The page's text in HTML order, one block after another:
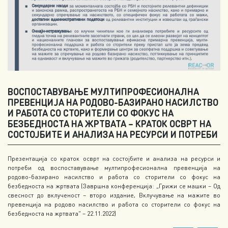
ВОСПОСТАВУВАЊЕ МУЛТИПРОФЕСИОНАЛНА
ПРЕВЕНЦИЈА НА РОДОВО-БАЗИРАНО НАСИЛСТВО
И РАБОТА СО СТОРИТЕЛИ СО ФОКУС НА
БЕЗБЕДНОСТА НА ЖРТВАТА – КРАТОК ОСВРТ НА
СОСТОЈБИТЕ И АНАЛИЗА НА РЕСУРСИ И ПОТРЕБИ
Презентација со краток осврт на состојбите и анализа на ресурси и
потреби од воспоставување мултипрофесионална превенција на
родово-базирано насилство и работа со сторители со фокус на
безбедноста на жртвата (Завршна конференција: „Грижи се машки – Од
свесност до вклученост – второ издание, Вклучување на мажите во
превенција на родово насилство и работа со сторители со фокус на
безбедноста на жртвата“ – 22.11.2022)